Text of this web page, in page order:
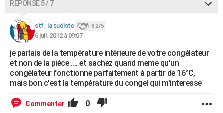
RÉPONSE 5 / 7
stf_la sudiste 8 275
6 juil. 2012 à 09:07
je parlais de la température intérieure de votre congélateur
et non de la pièce .... et sachez quand meme qu'un
congélateur fonctionne parfaitement à partir de 16°C,
mais bon c'est la température du congel qui m'interesse
Commenter 0